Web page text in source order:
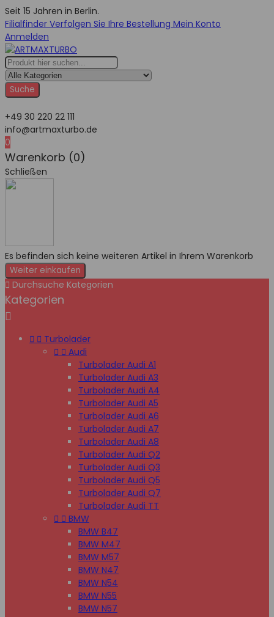
Seit 15 Jahren in Berlin.
Filialfinder Verfolgen Sie Ihre Bestellung Mein Konto
Anmelden
Suche
+49 30 220 22 111
info@artmaxturbo.de
0
Warenkorb (0)
Schließen
Es befinden sich keine weiteren Artikel in Ihrem Warenkorb
Weiter einkaufen
 Durchsuche Kategorien
Kategorien

  Turbolader
  Audi
Turbolader Audi A1
Turbolader Audi A3
Turbolader Audi A4
Turbolader Audi A5
Turbolader Audi A6
Turbolader Audi A7
Turbolader Audi A8
Turbolader Audi Q2
Turbolader Audi Q3
Turbolader Audi Q5
Turbolader Audi Q7
Turbolader Audi TT
  BMW
BMW B47
BMW M47
BMW M57
BMW N47
BMW N54
BMW N55
BMW N57